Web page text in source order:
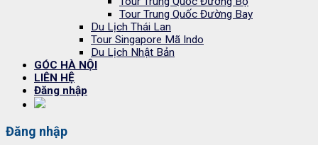
Tour Trung Quốc Đường Bay
Du Lịch Thái Lan
Tour Singapore Mã Indo
Du Lịch Nhật Bản
GÓC HÀ NỘI
LIÊN HỆ
Đăng nhập
Đăng nhập